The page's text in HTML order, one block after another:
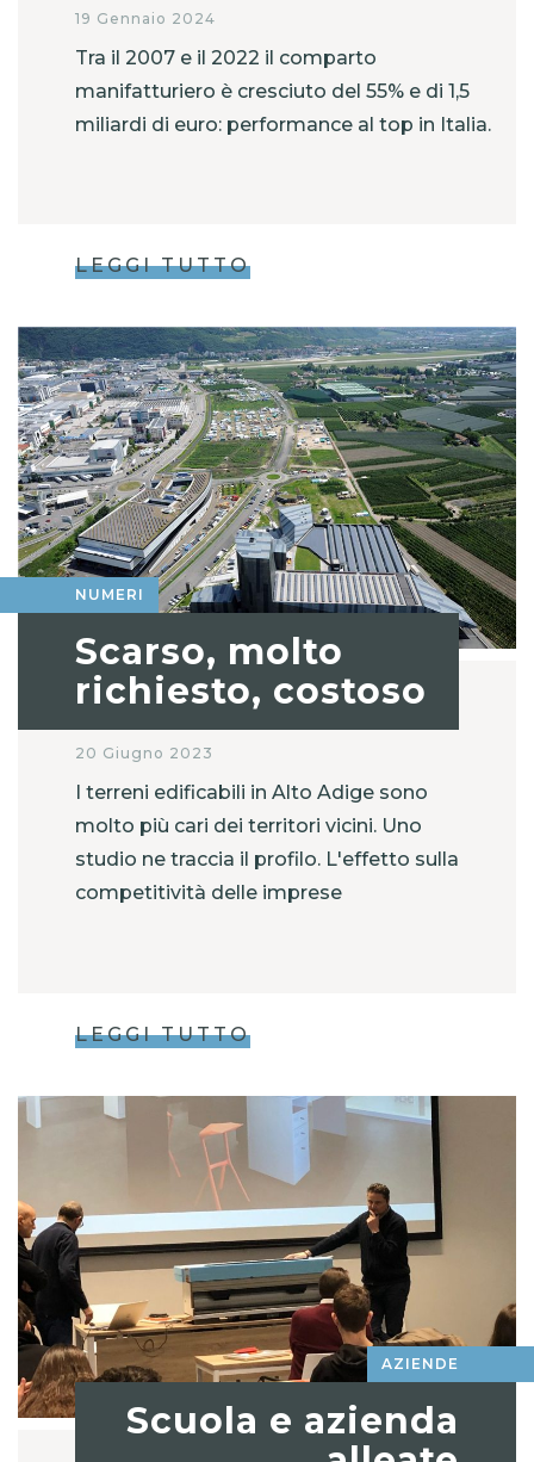
19 Gennaio 2024
Tra il 2007 e il 2022 il comparto
manifatturiero è cresciuto del 55% e di 1,5
miliardi di euro: performance al top in Italia.
LEGGI TUTTO
NUMERI
Scarso, molto
richiesto, costoso
20 Giugno 2023
I terreni edificabili in Alto Adige sono
molto più cari dei territori vicini. Uno
studio ne traccia il profilo. L'effetto sulla
competitività delle imprese
LEGGI TUTTO
AZIENDE
Scuola e azienda